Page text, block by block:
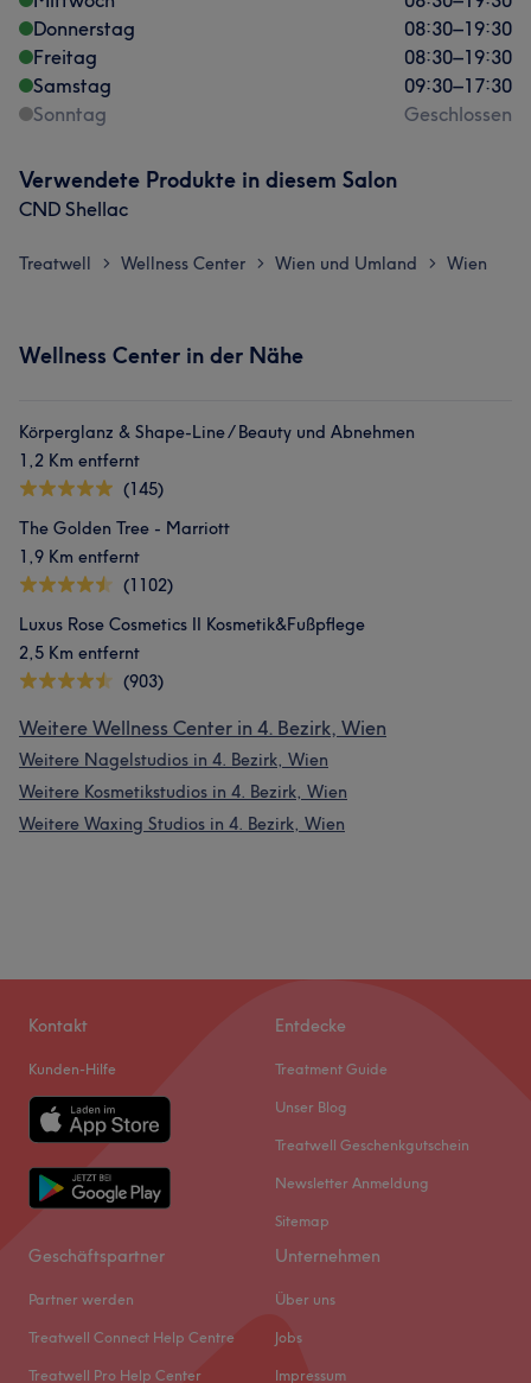
Donnerstag
08:30–19:30
Freitag
08:30–19:30
Samstag
09:30–17:30
Sonntag
Geschlossen
Verwendete Produkte in diesem Salon
CND Shellac
Treatwell > Wellness Center > Wien und Umland > Wien
Wellness Center in der Nähe
Körperglanz & Shape-Line / Beauty und Abnehmen
1,2 Km entfernt
(145)
The Golden Tree - Marriott
1,9 Km entfernt
(1102)
Luxus Rose Cosmetics II Kosmetik&Fußpflege
2,5 Km entfernt
(903)
Weitere Wellness Center in 4. Bezirk, Wien
Weitere Nagelstudios in 4. Bezirk, Wien
Weitere Kosmetikstudios in 4. Bezirk, Wien
Weitere Waxing Studios in 4. Bezirk, Wien
Kontakt
Kunden-Hilfe
Entdecke
Treatment Guide
Unser Blog
Treatwell Geschenkgutschein
Newsletter Anmeldung
Sitemap
Geschäftspartner
Partner werden
Treatwell Connect Help Centre
Treatwell Pro Help Center
Unternehmen
Über uns
Jobs
Impressum